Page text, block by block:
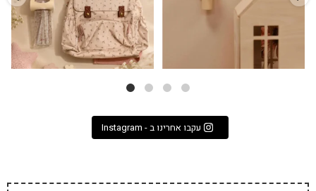
עקבו אחרינו ב - Instagram